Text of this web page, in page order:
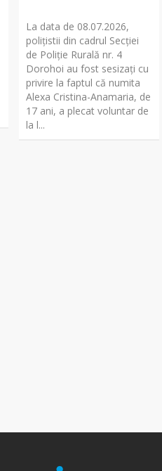
La data de 08.07.2026,
polițistii din cadrul Secției
de Poliție Rurală nr. 4
Dorohoi au fost sesizați cu
privire la faptul că numita
Alexa Cristina-Anamaria, de
17 ani, a plecat voluntar de
la l...